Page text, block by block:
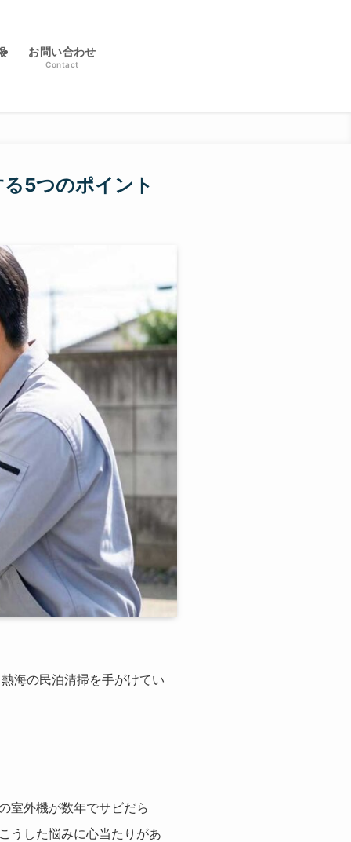
お問い合わせ
Contact
5つのポイント
海の民泊清掃を手がけてい
室外機が数年でサビだら
うした悩みに心当たりがあ